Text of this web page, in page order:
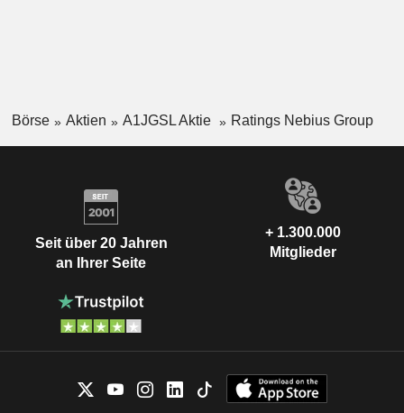
Börse Aktien A1JGSL Aktie Ratings Nebius Group
Seit über 20 Jahren
an Ihrer Seite
+ 1.300.000
Mitglieder